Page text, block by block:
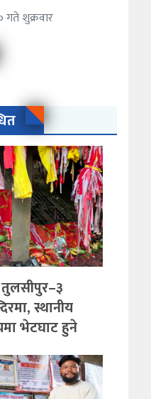
गते शुक्रवार
स्थानीय
भेटघाट हुने